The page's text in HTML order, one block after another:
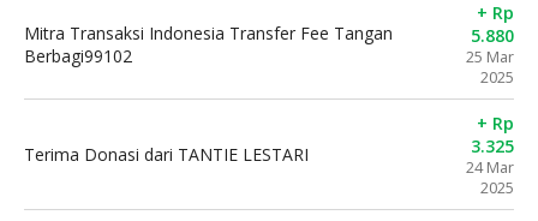
Mitra Transaksi Indonesia Transfer Fee Tangan
Berbagi99102
+ Rp
5.880
25 Mar
2025
Terima Donasi dari TANTIE LESTARI
+ Rp
3.325
24 Mar
2025